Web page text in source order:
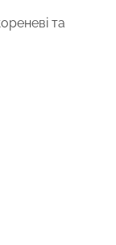
та